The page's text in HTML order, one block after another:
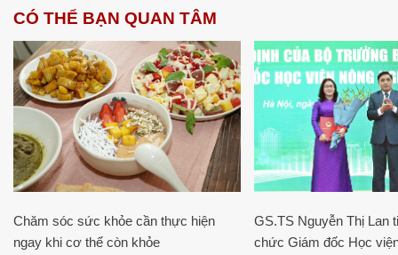
CÓ THỂ BẠN QUAN TÂM
Chăm sóc sức khỏe cần thực hiện
ngay khi cơ thể còn khỏe
GS.TS Nguyễn Thị Lan
chức Giám đốc Học